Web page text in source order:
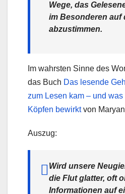
Wege, das
im Besonderen auf
abzustimmen.
Im wahrsten Sinne des
das Buch Das lesende
zum Lesen kam – und
Köpfen bewirktvon
Auszug:
Wird unsere
die Flut glatter, oft
Informationen auf